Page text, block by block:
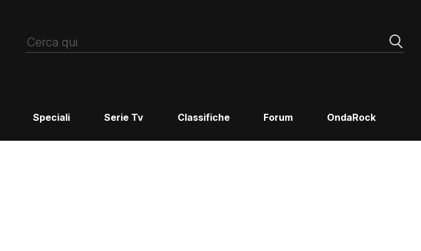
Speciali Serie Tv Classifiche Forum OndaRock